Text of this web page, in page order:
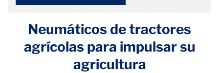
Neumáticos de tractores
agrícolas para impulsar su
agricultura